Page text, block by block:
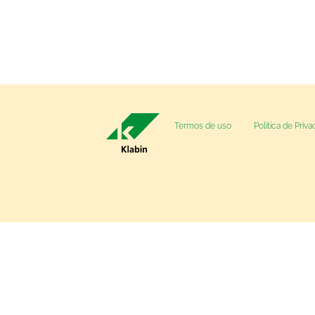
Termos de uso Política de